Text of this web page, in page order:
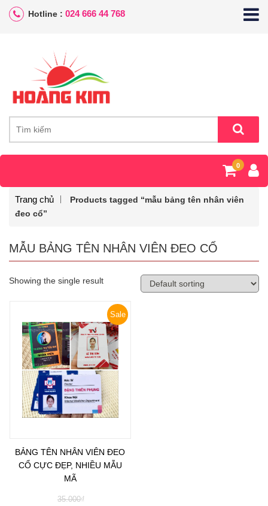
Hotline : 024 666 44 768
0
Trang chủ
Products tagged “mẫu bảng tên nhân viên
đeo cổ”
MẪU BẢNG TÊN NHÂN VIÊN ĐEO CỔ
Showing the single result
Sale
BẢNG TÊN NHÂN VIÊN ĐEO
CỔ CỰC ĐẸP, NHIỀU MẪU
MÃ
₫
35.000